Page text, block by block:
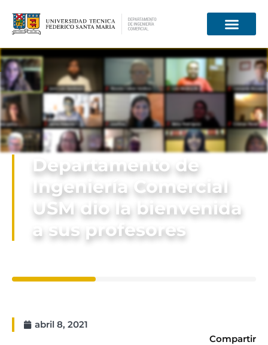
Información para
Departamento de
Ingeniería Comercial
USM dio la bienvenida
a sus profesores
abril 8, 2021
Compartir